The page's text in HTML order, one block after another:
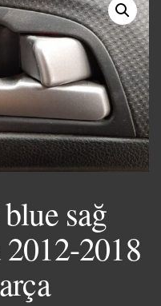
2012-2018
ÇIKMA
sağ
2018